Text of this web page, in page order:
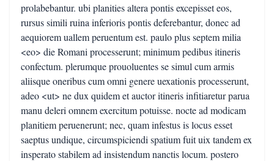
prolabebantur. ubi planities altera pontis excepisset eos,
rursus simili ruina inferioris pontis deferebantur, donec ad
aequiorem uallem peruentum est. paulo plus septem milia
<eo> die Romani processerunt; minimum pedibus itineris
confectum. plerumque prouoluentes se simul cum armis
aliisque oneribus cum omni genere uexationis processerunt,
adeo <ut> ne dux quidem et auctor itineris infitiaretur parua
manu deleri omnem exercitum potuisse. nocte ad modicam
planitiem peruenerunt; nec, quam infestus is locus esset
saeptus undique, circumspiciendi spatium fuit uix tandem ex
insperato stabilem ad insistendum nanctis locum. postero